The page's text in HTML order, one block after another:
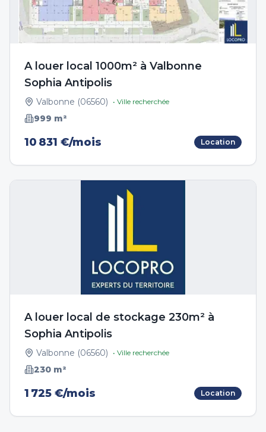
A louer local 1000m² à Valbonne
Sophia Antipolis
Valbonne (06560) • Ville recherchée
999 m²
10 831 €/mois Location
A louer local de stockage 230m² à
Sophia Antipolis
Valbonne (06560) • Ville recherchée
230 m²
1 725 €/mois Location